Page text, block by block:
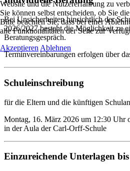
Bei Unsicherheiten hinsichtlich der
2026/2027 besteht die Möglichkeit zu
Beratungsgespräch.
Terminvereinbarungen erfolgen über
Schuleinschreibung
für die Eltern und die künftigen
Montag, 16. März 2026 um 12:30 Uhr
in der Aula der Carl-Orff-Schule
Einzureichende Unterlagen
Website und die Nutzererfahrung zu
Sie können selbst entscheiden, ob Sie
Bitte beachten Sie, dass bei einer
alle Funktionalitäten der Seite zur
Akzeptieren Ablehnen